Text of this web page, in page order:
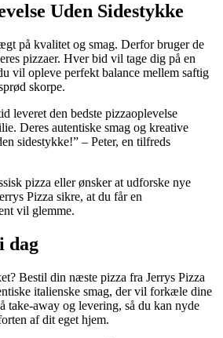
Uden Sidestykke
på kvalitet og smag. Derfor bruger de
pizzaer. Hver bid vil tage dig på en
vil opleve perfekt balance mellem saftig
skorpe.
leveret den bedste pizzaoplevelse
Deres autentiske smag og kreative
sidestykke!” – Peter, en tilfreds
pizza eller ønsker at udforske nye
Pizza sikre, at du får en
vil glemme.
dag
Bestil din næste pizza fra Jerrys Pizza
italienske smag, der vil forkæle dine
take-away og levering, så du kan nyde
af dit eget hjem.